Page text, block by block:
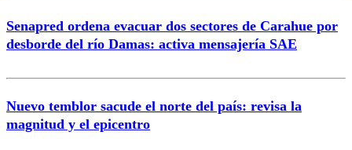
Senapred ordena evacuar dos sectores de Carahue por
desborde del río Damas: activa mensajería SAE
Nuevo temblor sacude el norte del país: revisa la
magnitud y el epicentro